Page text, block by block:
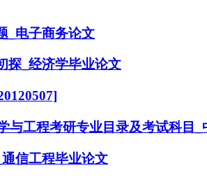
_电子商务论文
探_经济学毕业论文
与工程考研专业目录及考试科目_
信工程毕业论文